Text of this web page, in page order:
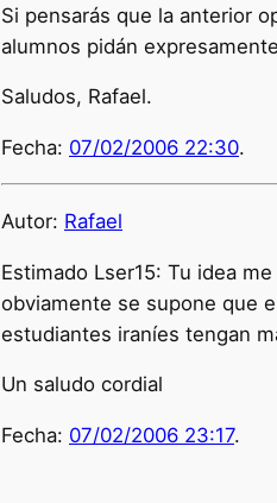
Si pensarás que la anterior
alumnos pidán
Saludos, Rafael.
Fecha: 07/02/2006 22:30.
Autor: Rafael
Estimado Lser15: Tu idea
obviamente se supone que
estudiantes iraníes tengan
Un saludo cordial
Fecha: 07/02/2006 23:17.